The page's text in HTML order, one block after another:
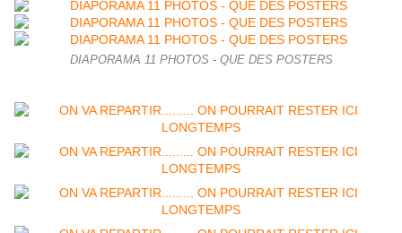
DIAPORAMA 11 PHOTOS - QUE DES POSTERS